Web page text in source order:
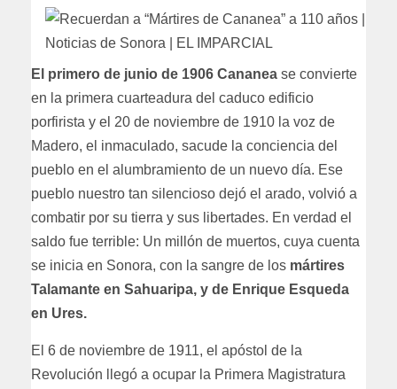
El primero de junio de 1906 Cananea se convierte
en la primera cuarteadura del caduco edificio
porfirista y el 20 de noviembre de 1910 la voz de
Madero, el inmaculado, sacude la conciencia del
pueblo en el alumbramiento de un nuevo día. Ese
pueblo nuestro tan silencioso dejó el arado, volvió a
combatir por su tierra y sus libertades. En verdad el
saldo fue terrible: Un millón de muertos, cuya cuenta
se inicia en Sonora, con la sangre de los mártires
Talamante en Sahuaripa, y de Enrique Esqueda
en Ures.
El 6 de noviembre de 1911, el apóstol de la
Revolución llegó a ocupar la Primera Magistratura